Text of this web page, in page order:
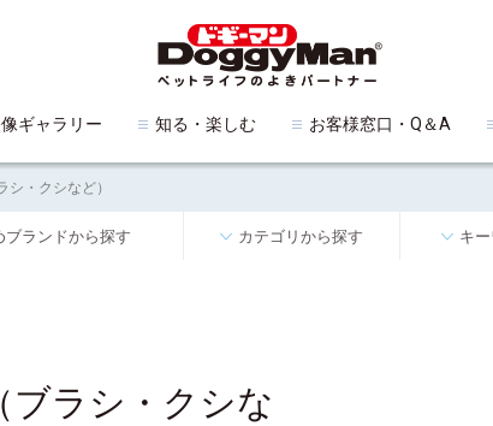
ギャラリー 知る・楽しむ お客様窓口・Q＆A
シ・クシなど）
ブランドから探す カテゴリから探す キ
ラシ・クシな